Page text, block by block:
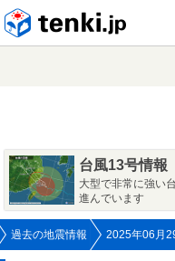
台風13号情報
大型で非常に強い
進んでいます
過去の地震情報 2025年06月